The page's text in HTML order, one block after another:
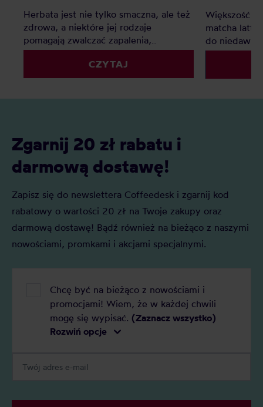
Herbata jest nie tylko smaczna, ale też
zdrowa, a niektóre jej rodzaje
pomagają zwalczać zapalenia,
poprawiają metabolizm i funkcje
mózgu. Jakie są najzdrowsze herbaty?
Ranking pozwoli Wam wybrać
CZYTAJ
Większość z
matcha latte
do
poszukiwali
wiele więcej
Zgarnij 20 zł rabatu i
darmową dostawę!
Zapisz się do newslettera Coffeedesk i zgarnij kod
rabatowy o wartości 20 zł na Twoje zakupy oraz
darmową dostawę! Bądź również na bieżąco z naszymi
nowościami, promkami i akcjami specjalnymi.
Chcę być na bieżąco z nowościami i
promocjami! Wiem, że w każdej chwili
mogę się wypisać. (Zaznacz wszystko)
Rozwiń opcje